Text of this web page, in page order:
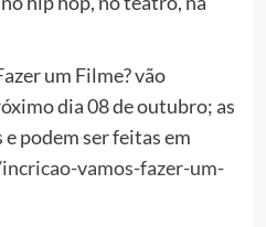
um Filme? vão
dia 08 de outubro; as
podem ser feitas em
vamos-fazer-um-